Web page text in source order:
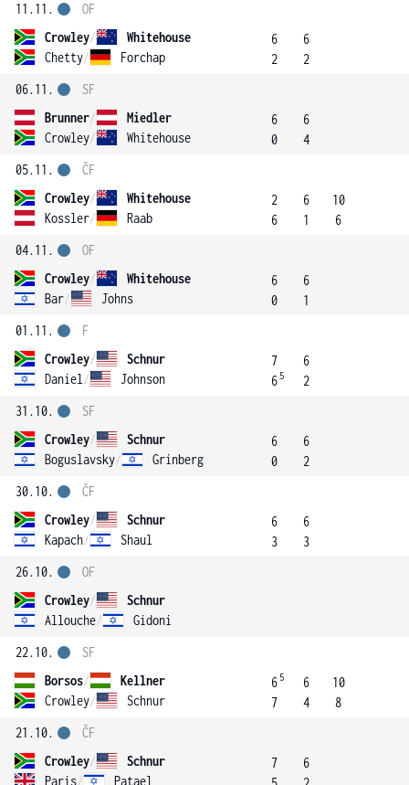
11.11.
Crowley/
Whitehouse
Chetty/ Forchap
OF
6
2
6
2
06.11.
Brunner/
Miedler
Crowley/ Whitehouse
SF
6
0
6
4
05.11.
Crowley/
Whitehouse
Kossler/ Raab
ČF
2
6
6
1
10
6
04.11.
Crowley/
Whitehouse
Bar/ Johns
OF
6
0
6
1
01.11.
Crowley/
Schnur
Daniel / Johnson
F
7
6 5
6
2
31.10.
Crowley/
Schnur
Boguslavsky/ Grinberg
SF
6
0
6
2
30.10.
Crowley/
Schnur
Kapach/ Shaul
ČF
6
3
6
3
26.10.
Crowley/
Schnur
Allouche/ Gidoni
OF
22.10.
Borsos/
Kellner
Crowley/ Schnur
SF
6 5
7
6
4
10
8
21.10.
Crowley/
Schnur
Paris/ Patael
ČF
7
6